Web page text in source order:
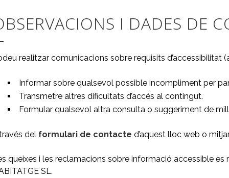
I DADES DE
realitzar comunicacions sobre requisits d’accessibilitat
Informar sobre qualsevol possible incompliment per
Transmetre altres dificultats d’accés al contingut.
Formular qualsevol altra consulta o suggeriment de
del formulari de contacte d’aquest lloc web o
queixes i les reclamacions sobre informació accessible
SL.